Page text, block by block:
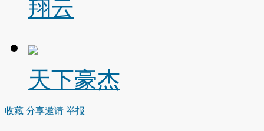
翔云
天下豪杰
收藏 分享邀请 举报